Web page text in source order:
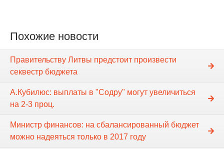
Похожие новости
Правительству Литвы предстоит произвести
секвестр бюджета
А.Кубилюс: выплаты в "Содру" могут увеличиться
на 2-3 проц.
Министр финансов: на сбалансированный бюджет
можно надеяться только в 2017 году